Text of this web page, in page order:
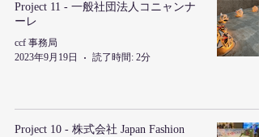
Project 11 - 一般社団法人コニャンナ
ーレ
ccf 事務局
2023年9月19日
読了時間: 2分
Project 10 - 株式会社 Japan Fashion